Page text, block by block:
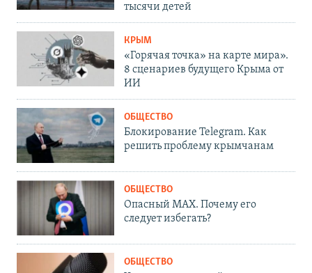
тысячи детей
КРЫМ
«Горячая точка» на карте мира».
8 сценариев будущего Крыма от
ИИ
ОБЩЕСТВО
Блокирование Telegram. Как
решить проблему крымчанам
ОБЩЕСТВО
Опасный MAX. Почему его
следует избегать?
ОБЩЕСТВО